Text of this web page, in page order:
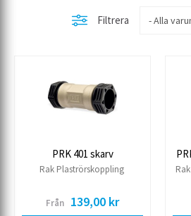
Filtrera
PRK 401 skarv
Rak Plaströrskoppling
Från 139,00 kr